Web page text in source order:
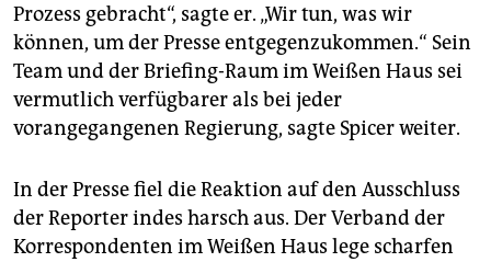
Prozess gebracht“, sagte er. „Wir tun, was wir
können, um der Presse entgegenzukommen.“ Sein
Team und der Briefing-Raum im Weißen Haus sei
vermutlich verfügbarer als bei jeder
vorangegangenen Regierung, sagte Spicer weiter.
In der Presse fiel die Reaktion auf den Ausschluss
der Reporter indes harsch aus. Der Verband der
Korrespondenten im Weißen Haus lege scharfen